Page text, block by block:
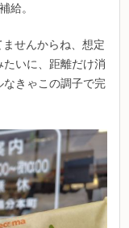
給。
せんからね、想定
いに、距離だけ消
きゃこの調子で完